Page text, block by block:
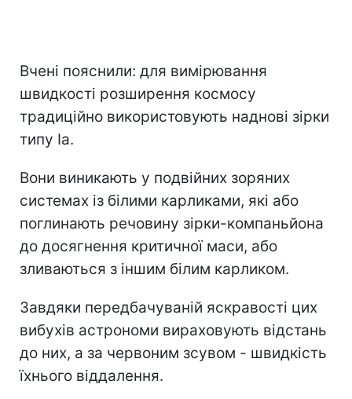
Вчені пояснили: для вимірювання
швидкості розширення космосу
традиційно використовують наднові зірки
типу Ia.
Вони виникають у подвійних зоряних
системах із білими карликами, які або
поглинають речовину зірки-компаньйона
до досягнення критичної маси, або
зливаються з іншим білим карликом.
Завдяки передбачуваній яскравості цих
вибухів астрономи вираховують відстань
до них, а за червоним зсувом - швидкість
їхнього віддалення.